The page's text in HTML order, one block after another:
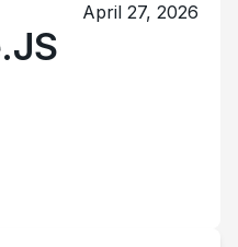
April 27, 2026